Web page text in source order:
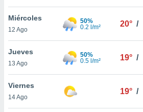
cookies
aceptar
Miércoles
12 Ago
50%
0.2 l/m²
20° /
Jueves
13 Ago
50%
0.5 l/m²
19° /
Viernes
14 Ago
19° /